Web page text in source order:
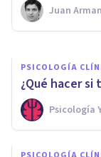
Juan
Bertrand
PSICOLOGÍA
¿Qué hacer si
Psicología